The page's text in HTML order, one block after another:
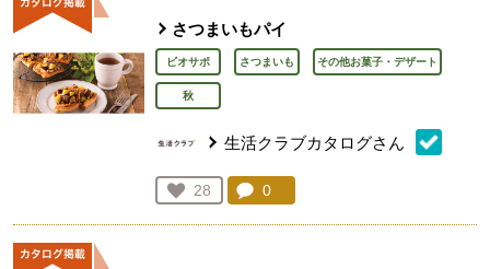
さつまいもパイ
ビオサポ さつまいも その他お菓子・デザート
秋
生活クラブカタログさん
お気に入り登録：
28
人が登録
コメント：
0